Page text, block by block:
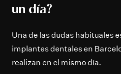
un día?
Una de las dudas habituales
implantes dentales en
realizan en el mismo día.